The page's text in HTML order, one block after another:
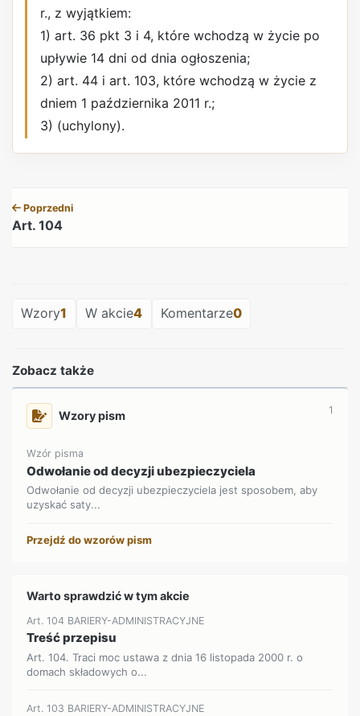
r., z wyjątkiem:
1) art. 36 pkt 3 i 4, które wchodzą w życie po
upływie 14 dni od dnia ogłoszenia;
2) art. 44 i art. 103, które wchodzą w życie z
dniem 1 października 2011 r.;
3) (uchylony).
Poprzedni
Art. 104
Wzory1 W akcie4 Komentarze0
Zobacz także
Wzory pism 1
Wzór pisma
Odwołanie od decyzji ubezpieczyciela
Odwołanie od decyzji ubezpieczyciela jest sposobem, aby
uzyskać saty...
Przejdź do wzorów pism
Warto sprawdzić w tym akcie
Art. 104 BARIERY-ADMINISTRACYJNE
Treść przepisu
Art. 104. Traci moc ustawa z dnia 16 listopada 2000 r. o
domach składowych o...
Art. 103 BARIERY-ADMINISTRACYJNE